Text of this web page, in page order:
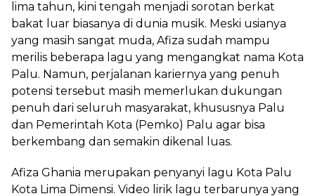
lima tahun, kini tengah menjadi sorotan berkat
bakat luar biasanya di dunia musik. Meski usianya
yang masih sangat muda, Afiza sudah mampu
merilis beberapa lagu yang mengangkat nama Kota
Palu. Namun, perjalanan kariernya yang penuh
potensi tersebut masih memerlukan dukungan
penuh dari seluruh masyarakat, khususnya Palu
dan Pemerintah Kota (Pemko) Palu agar bisa
berkembang dan semakin dikenal luas.
Afiza Ghania merupakan penyanyi lagu Kota Palu
Kota Lima Dimensi. Video lirik lagu terbarunya yang